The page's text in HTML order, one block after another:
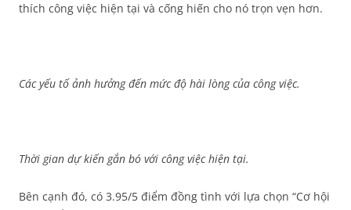
thích công việc hiện tại và cống hiến cho nó trọn vẹn hơn.
Các yếu tố ảnh hưởng đến mức độ hài lòng của công việc.
Thời gian dự kiến gắn bó với công việc hiện tại.
Bên cạnh đó, có 3.95/5 điểm đồng tình với lựa chọn “Cơ hội